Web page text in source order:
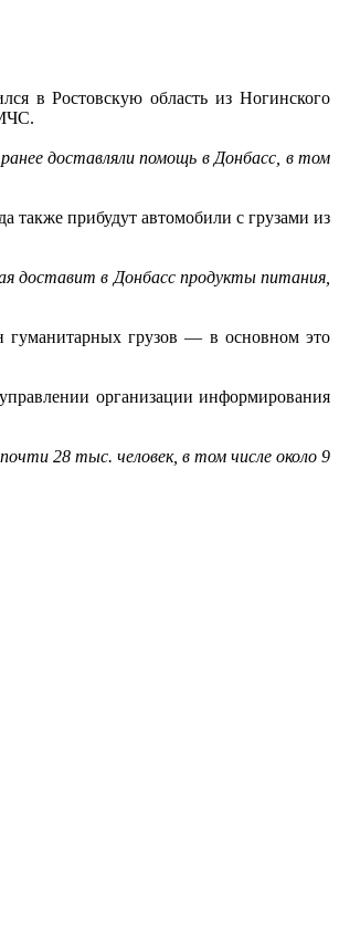
в Ростовскую область из Ногинского
доставляли помощь в Донбасс, в том
также прибудут автомобили с грузами из
доставит в Донбасс продукты питания,
гуманитарных грузов — в основном это
организации информирования
28 тыс. человек, в том числе около 9